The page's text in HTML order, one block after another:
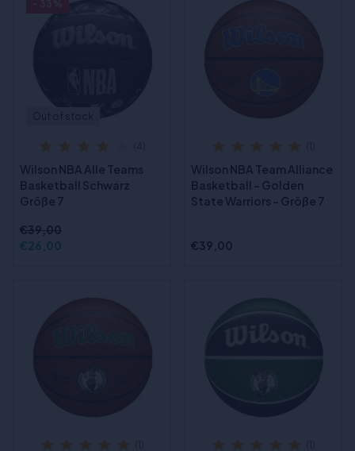
Wilson NBA Alle Teams
Basketball Schwarz
Größe 7
€39,00
€26,00
Wilson NBA Team Alliance
Basketball - Golden
State Warriors - Größe 7
€39,00